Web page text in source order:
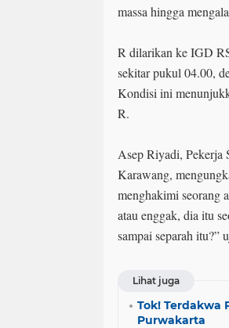
massa hingga
R dilarikan ke IGD
sekitar pukul 04.00,
Kondisi ini
R.
Asep Riyadi, Pekerja
Karawang,
menghakimi seorang
atau enggak, dia itu
sampai separah itu?”
Lihat juga
Tok! Terdakwa
Purwakarta